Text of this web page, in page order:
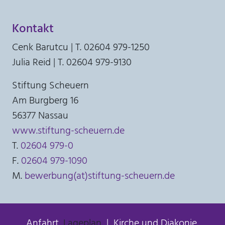
Kontakt
Cenk Barutcu | T. 02604 979-1250
Julia Reid | T. 02604 979-9130
Stiftung Scheuern
Am Burgberg 16
56377 Nassau
www.stiftung-scheuern.de
T. 02604 979-0
F. 02604 979-1090
M. bewerbung(at)stiftung-scheuern.de
Anfahrt , Lageplan Kirche und Diakonie
Stiftung Scheuern
Zweck:
Seitenstatistik
6 Monate
_pk_ses, _pk_cvar, _pk_hsr
Name:
_pk_ses, _pk_cvar, _pk_hsr
Anbieter:
Stiftung Scheuern
Seitenstatistik